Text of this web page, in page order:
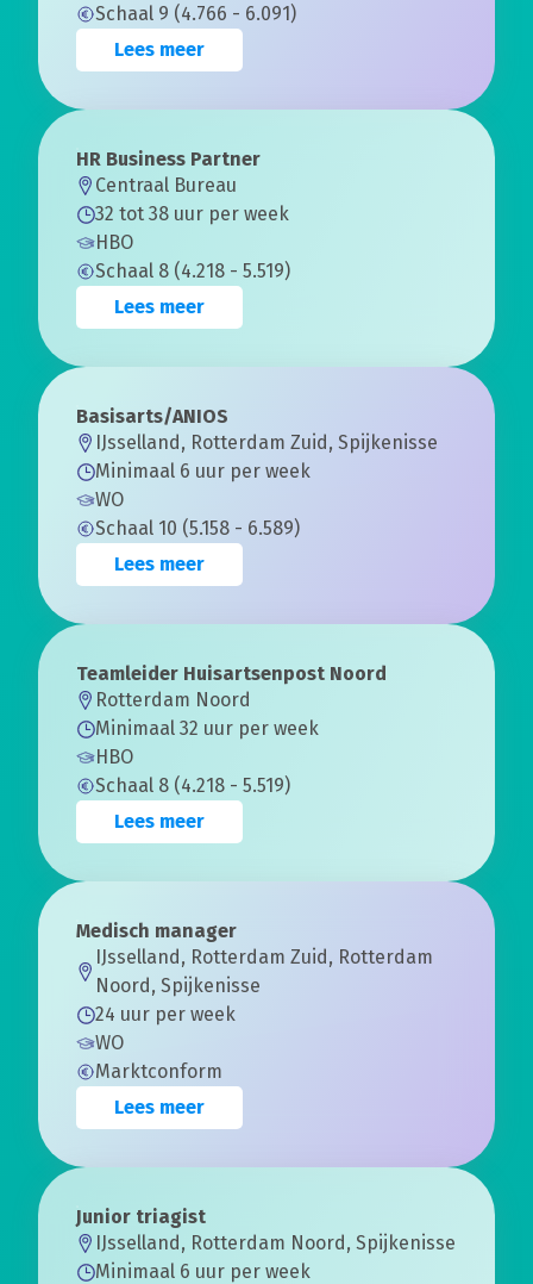
Schaal 9 (4.766 - 6.091)
Lees meer
HR Business Partner
Centraal Bureau
32 tot 38 uur per week
HBO
Schaal 8 (4.218 - 5.519)
Lees meer
Basisarts/ANIOS
IJsselland, Rotterdam Zuid, Spijkenisse
Minimaal 6 uur per week
WO
Schaal 10 (5.158 - 6.589)
Lees meer
Teamleider Huisartsenpost Noord
Rotterdam Noord
Minimaal 32 uur per week
HBO
Schaal 8 (4.218 - 5.519)
Lees meer
Medisch manager
IJsselland, Rotterdam Zuid, Rotterdam
Noord, Spijkenisse
24 uur per week
WO
Marktconform
Lees meer
Junior triagist
IJsselland, Rotterdam Noord, Spijkenisse
Minimaal 6 uur per week